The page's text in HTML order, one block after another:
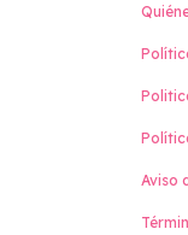
Aviso